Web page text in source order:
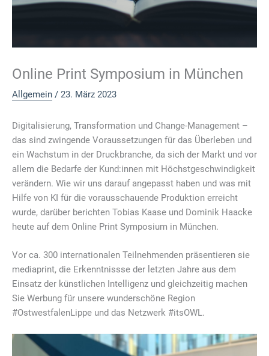
Online Print Symposium in München
Allgemein / 23. März 2023
Digitalisierung, Transformation und Change-Management –
das sind zwingende Voraussetzungen für das Überleben und
ein Wachstum in der Druckbranche, da sich der Markt und vor
allem die Bedarfe der Kund:innen mit Höchstgeschwindigkeit
verändern. Wie wir uns darauf angepasst haben und was mit
Hilfe von KI für die vorausschauende Produktion erreicht
wurde, darüber berichten Tobias Kaase und Dominik Haacke
heute auf dem Online Print Symposium in München.
Vor ca. 300 internationalen Teilnehmenden präsentieren sie
mediaprint, die Erkenntnissse der letzten Jahre aus dem
Einsatz der künstlichen Intelligenz und gleichzeitig machen
Sie Werbung für unsere wunderschöne Region
#OstwestfalenLippe und das Netzwerk #itsOWL.